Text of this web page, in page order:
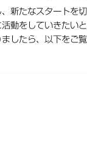
、新たなスタートを
動をしていきたい
したら、以下をご覧